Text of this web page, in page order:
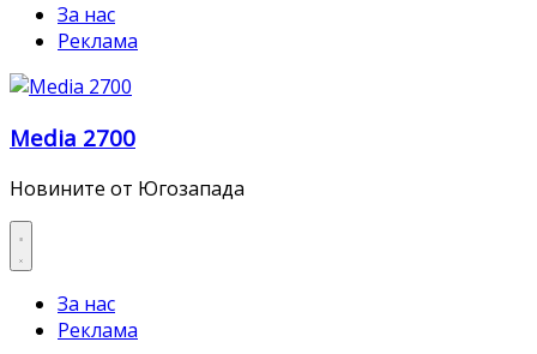
За нас
Реклама
Media 2700
Новините от Югозапада
За нас
Реклама